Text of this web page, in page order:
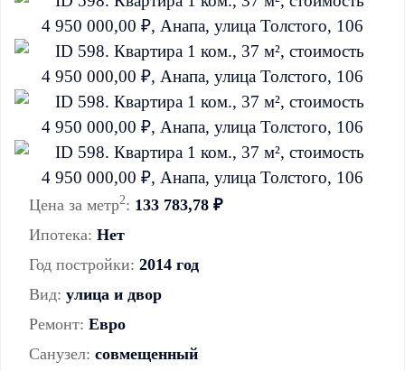
Цена за метр2: 133 783,78 ₽
Ипотека: Нет
Год постройки: 2014 год
Вид: улица и двор
Ремонт: Евро
Санузел: совмещенный